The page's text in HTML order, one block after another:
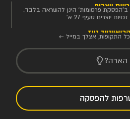
יוצרים
ב'הפסקת פרסומות' הינן להשראה בלבד.
יוצרים סעיף 27 א'
ניוז
התקופות, אצלך במייל ←
הארה?
להפסקה